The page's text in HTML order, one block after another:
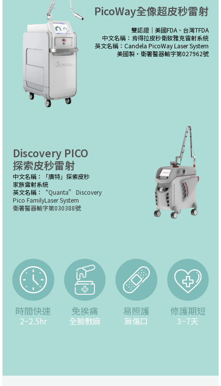
PicoWay全像超皮秒雷射
雙認證｜美國FDA、台灣TFDA
中文名稱：肯得拉皮秒衛釹雅克雷射系統
英文名稱：Candela PicoWay Laser System
美國製・衛署醫器輸字第027962號
Discovery PICO
探索皮秒雷射
中文名稱：「廣特」探索皮秒
家族雷射系統
英文名稱：
“Quanta” Discovery
Pico FamilyLaser System
衛署醫器輸字第030388號
時間快速
2~2.5hr
免挨痛
全臉敷麻
易照護
無傷口
修護期短
3~7天